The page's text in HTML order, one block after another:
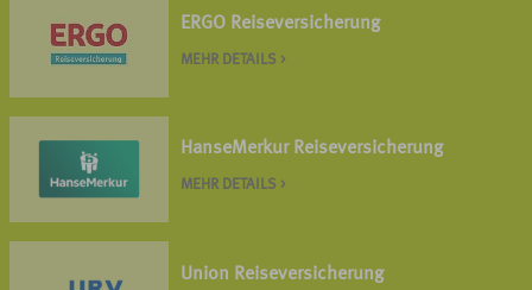
ERGO Reiseversicherung
MEHR DETAILS >
HanseMerkur Reiseversicherung
MEHR DETAILS >
Union Reiseversicherung